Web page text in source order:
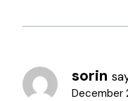
sorin
December